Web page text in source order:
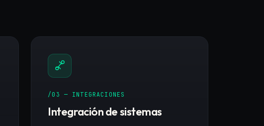
/03 — INTEGRACIONES
Integración de sistemas